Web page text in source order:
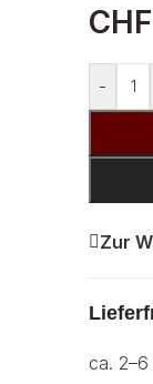
CHF
-
Zur
ca. 2–6